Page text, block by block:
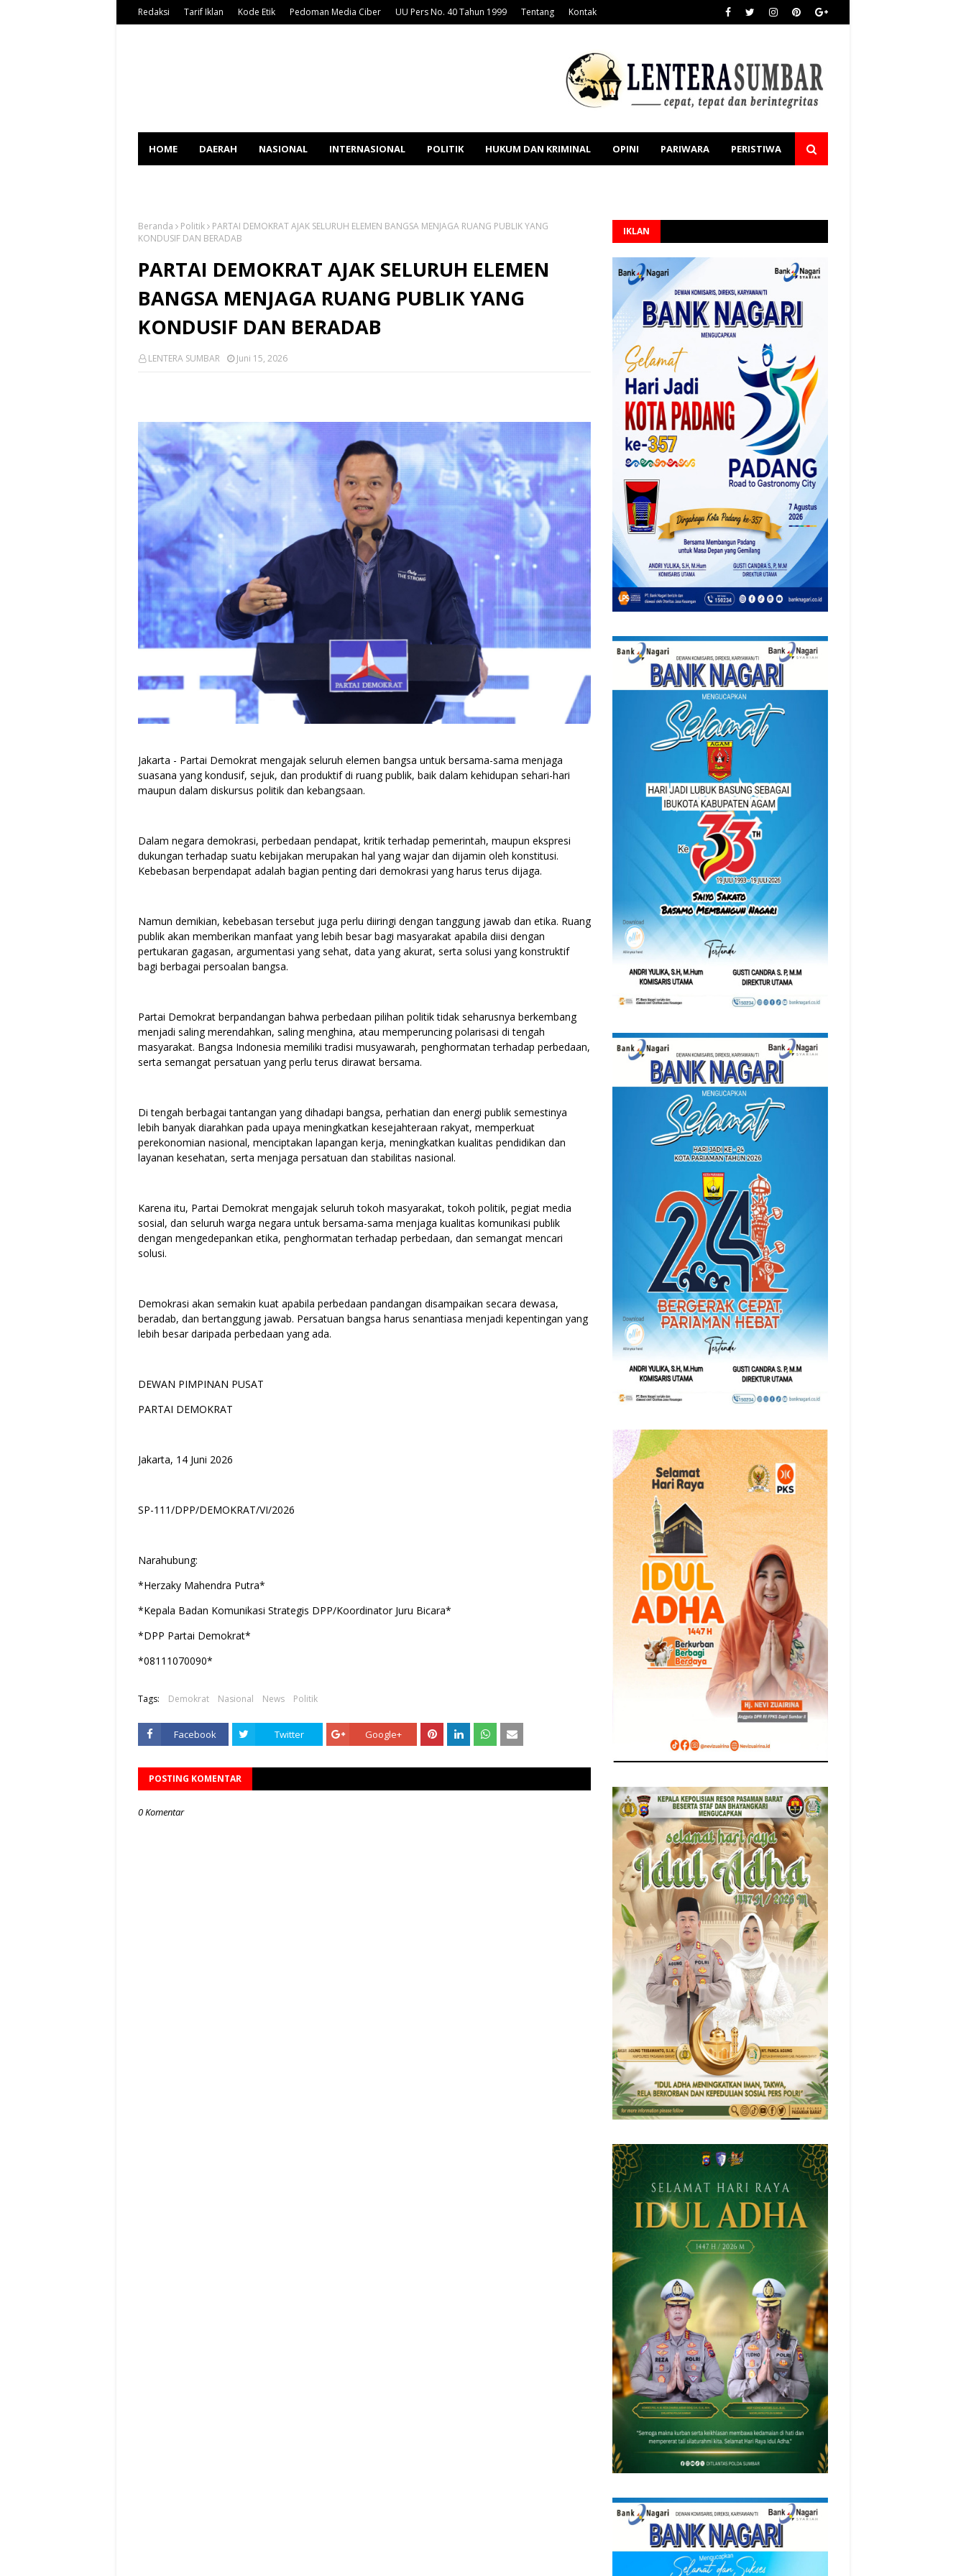
Redaksi Tarif Iklan Kode Etik Pedoman Media Ciber UU Pers No. 40 Tahun 1999 Tentang Kontak
HOME DAERAH NASIONAL INTERNASIONAL POLITIK HUKUM DAN KRIMINAL OPINI PARIWARA PERISTIWA
Beranda Politik
PARTAI DEMOKRAT AJAK SELURUH ELEMEN BANGSA MENJAGA RUANG PUBLIK YANG
KONDUSIF DAN BERADAB
PARTAI DEMOKRAT AJAK SELURUH ELEMEN
BANGSA MENJAGA RUANG PUBLIK YANG
KONDUSIF DAN BERADAB
LENTERA SUMBAR Juni 15, 2026
Jakarta - Partai Demokrat mengajak seluruh elemen bangsa untuk bersama-sama menjaga
suasana yang kondusif, sejuk, dan produktif di ruang publik, baik dalam kehidupan sehari-hari
maupun dalam diskursus politik dan kebangsaan.
Dalam negara demokrasi, perbedaan pendapat, kritik terhadap pemerintah, maupun ekspresi
dukungan terhadap suatu kebijakan merupakan hal yang wajar dan dijamin oleh konstitusi.
Kebebasan berpendapat adalah bagian penting dari demokrasi yang harus terus dijaga.
Namun demikian, kebebasan tersebut juga perlu diiringi dengan tanggung jawab dan etika. Ruang
publik akan memberikan manfaat yang lebih besar bagi masyarakat apabila diisi dengan
pertukaran gagasan, argumentasi yang sehat, data yang akurat, serta solusi yang konstruktif
bagi berbagai persoalan bangsa.
Partai Demokrat berpandangan bahwa perbedaan pilihan politik tidak seharusnya berkembang
menjadi saling merendahkan, saling menghina, atau memperuncing polarisasi di tengah
masyarakat. Bangsa Indonesia memiliki tradisi musyawarah, penghormatan terhadap perbedaan,
serta semangat persatuan yang perlu terus dirawat bersama.
Di tengah berbagai tantangan yang dihadapi bangsa, perhatian dan energi publik semestinya
lebih banyak diarahkan pada upaya meningkatkan kesejahteraan rakyat, memperkuat
perekonomian nasional, menciptakan lapangan kerja, meningkatkan kualitas pendidikan dan
layanan kesehatan, serta menjaga persatuan dan stabilitas nasional.
Karena itu, Partai Demokrat mengajak seluruh tokoh masyarakat, tokoh politik, pegiat media
sosial, dan seluruh warga negara untuk bersama-sama menjaga kualitas komunikasi publik
dengan mengedepankan etika, penghormatan terhadap perbedaan, dan semangat mencari
solusi.
Demokrasi akan semakin kuat apabila perbedaan pandangan disampaikan secara dewasa,
beradab, dan bertanggung jawab. Persatuan bangsa harus senantiasa menjadi kepentingan yang
lebih besar daripada perbedaan yang ada.
DEWAN PIMPINAN PUSAT
PARTAI DEMOKRAT
Jakarta, 14 Juni 2026
SP-111/DPP/DEMOKRAT/VI/2026
Narahubung:
*Herzaky Mahendra Putra*
*Kepala Badan Komunikasi Strategis DPP/Koordinator Juru Bicara*
*DPP Partai Demokrat*
*08111070090*
Tags: Demokrat Nasional News Politik
Facebook Twitter Google+
POSTING KOMENTAR
0 Komentar
IKLAN